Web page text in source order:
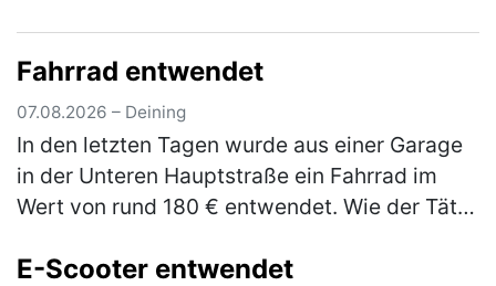
(mehr)
Fahrrad entwendet
07.08.2026 – Deining
In den letzten Tagen wurde aus einer Garage
in der Unteren Hauptstraße ein Fahrrad im
Wert von rund 180 € entwendet. Wie der Täter
Gegenstand der laufenden E…
E-Scooter entwendet